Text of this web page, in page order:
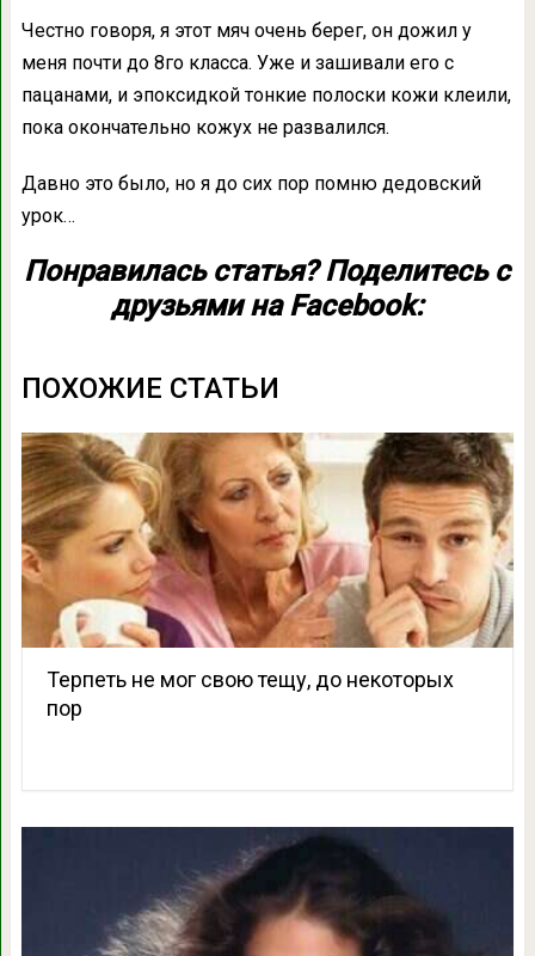
Честно говоря, я этот мяч очень берег, он дожил у
меня почти до 8го класса. Уже и зашивали его с
пацанами, и эпоксидкой тонкие полоски кожи клеили,
пока окончательно кожух не развалился.
Давно это было, но я до сих пор помню дедовский
урок…
Понравилась статья? Поделитесь с
друзьями на Facebook:
ПОХОЖИЕ СТАТЬИ
Терпеть не мог свою тещу, до некоторых
пор